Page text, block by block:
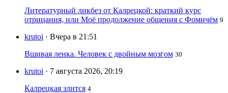
Литературный ликбез от Калрецкой: краткий курс
отрицания, или Моё продолжение общения с Фомичём 9
krutoi · Вчера в 21:51
Вшивая ленка. Человек с двойным мозгом 30
krutoi · 7 августа 2026, 20:19
Калрецкая злится 4